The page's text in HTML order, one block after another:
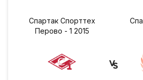
Спартак Спорттех
Перово - 1 2015